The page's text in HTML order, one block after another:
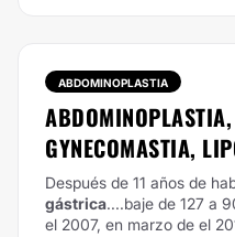
ABDOMINOPLASTIA
GYNECOMASTIA,
Después de 11 años de
gástrica....baje de 127 a
el 2007, en marzo de el